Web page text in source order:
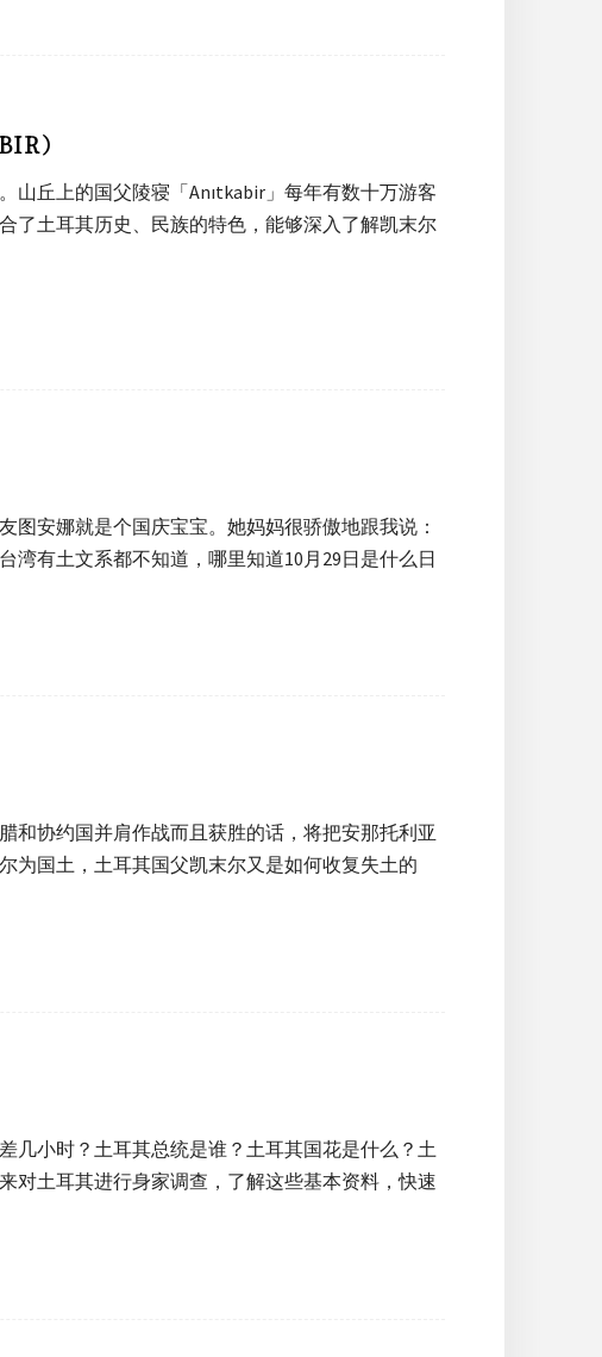
）
山丘上的国父陵寝「Anıtkabir」每年有数十万游客
了土耳其历史、民族的特色，能够深入了解凯末尔
图安娜就是个国庆宝宝。她妈妈很骄傲地跟我说：
湾有土文系都不知道，哪里知道10月29日是什么日
和协约国并肩作战而且获胜的话，将把安那托利亚
为国土，土耳其国父凯末尔又是如何收复失土的
几小时？土耳其总统是谁？土耳其国花是什么？土
对土耳其进行身家调查，了解这些基本资料，快速